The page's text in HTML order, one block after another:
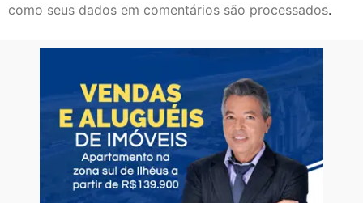
como seus dados em comentários são processados.